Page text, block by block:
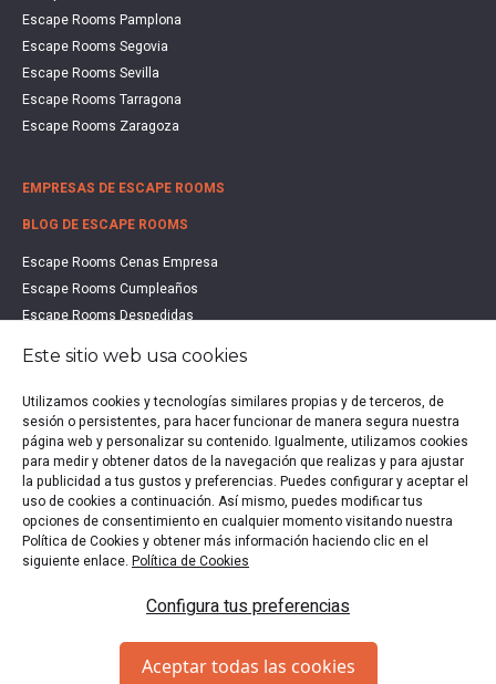
Escape Rooms Pamplona
Escape Rooms Segovia
Escape Rooms Sevilla
Escape Rooms Tarragona
Escape Rooms Zaragoza
EMPRESAS DE ESCAPE ROOMS
BLOG DE ESCAPE ROOMS
Escape Rooms Cenas Empresa
Escape Rooms Cumpleaños
Escape Rooms Despedidas
Escape Rooms Familias
Escape Rooms Halloween
Escape Rooms San Valentín
Estudio de Mercado Escape Rooms 2021
Qué es un Escape Room
Qué es un Hall Escape
Escape Rooms en España
Copyright © 2020-2026 EscapeUp | Todos los derechos
reservados.
Este sitio web usa cookies
Utilizamos cookies y tecnologías similares propias y de terceros, de
sesión o persistentes, para hacer funcionar de manera segura nuestra
página web y personalizar su contenido. Igualmente, utilizamos cookies
para medir y obtener datos de la navegación que realizas y para ajustar
la publicidad a tus gustos y preferencias. Puedes configurar y aceptar el
uso de cookies a continuación. Así mismo, puedes modificar tus
opciones de consentimiento en cualquier momento visitando nuestra
Política de Cookies y obtener más información haciendo clic en el
siguiente enlace. Política de Cookies
Configura tus preferencias
Aceptar todas las cookies